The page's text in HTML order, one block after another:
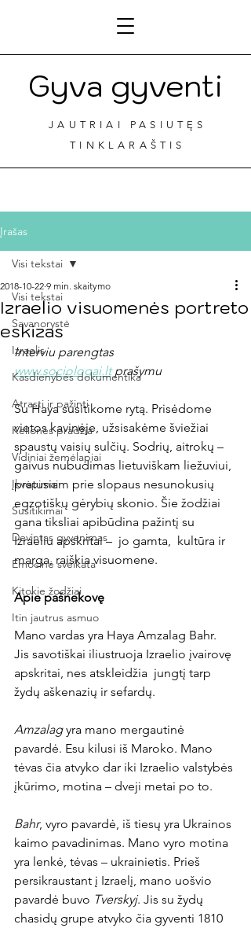
Gyva gyventi
JAUTRIAI PASIUTĘS
TINKLARAŠTIS
Įrašas
Visi tekstai
Savanorystė
Izraelis
Kasdienybės dokumentika
Atrasti ir pažinti
Kelionės pradžia
Vidiniai žemėlapiai
Įkvėpimai
Susitikimai
Devintas gyvenimas
Emocinė sveikata
Kitokie žodžiai
Itin jautrus asmuo
Visi tekstai
Izraelio visuomenės portreto
eskizas
2018-10-22 9 min. skaitymo
Interviu parengtas
www.sociologai.lt prašymu
Su Haya susitikome rytą. Prisėdome
vietos kavinėje, užsisakėme šviežiai
spaustų vaisių sulčių. Sodrių, aitrokų –
gaivus nubudimas lietuviškam liežuviui,
pratusiam prie slopaus nesunokusių
egzotiškų gėrybių skonio. Šie žodžiai
gana tiksliai apibūdina pažintį su
Izraeliu apskritai –  jo gamta,  kultūra ir
marga, raiškia visuomene.
Apie pašnekovę
Mano vardas yra Haya Amzalag Bahr.
Jis savotiškai iliustruoja Izraelio įvairovę
apskritai, nes atskleidžia  jungtį tarp
žydų aškenazių ir sefardų.
Amzalag yra mano mergautinė
pavardė. Esu kilusi iš Maroko. Mano
tėvas čia atvyko dar iki Izraelio valstybės
įkūrimo, motina – dveji metai po to.
Bahr, vyro pavardė, iš tiesų yra Ukrainos
kaimo pavadinimas. Mano vyro motina
yra lenkė, tėvas – ukrainietis. Prieš
persikraustant į Izraelį, mano uošvio
pavardė buvo Tverskyj. Jis su žydų
chasidų grupe atvyko čia gyventi 1810